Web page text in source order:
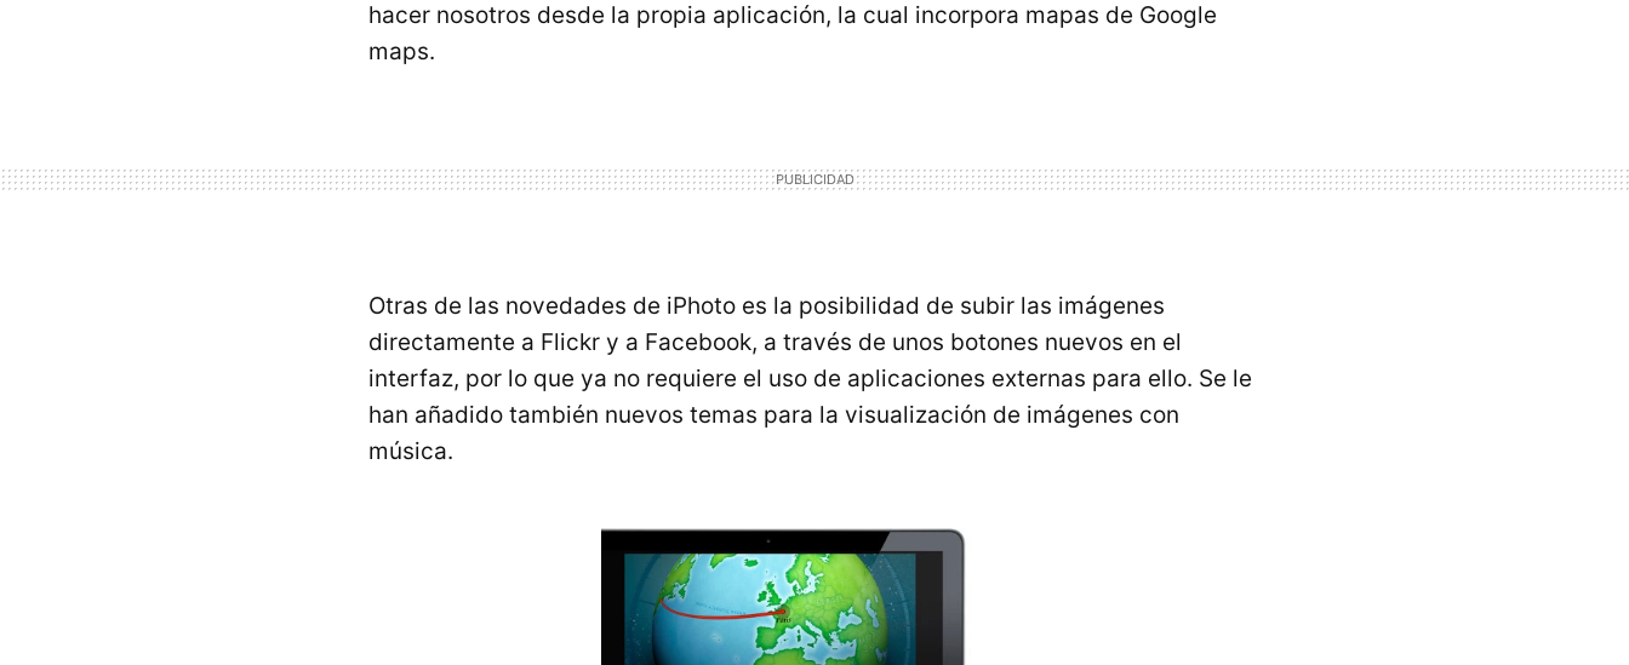
hacer nosotros desde la propia aplicación, la cual incorpora mapas de Google
maps.
Otras de las novedades de iPhoto es la posibilidad de subir las imágenes
directamente a Flickr y a Facebook, a través de unos botones nuevos en el
interfaz, por lo que ya no requiere el uso de aplicaciones externas para ello. Se le
han añadido también nuevos temas para la visualización de imágenes con
música.